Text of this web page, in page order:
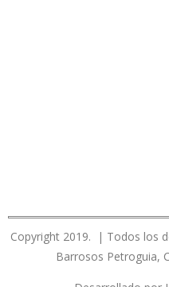
Copyright 2019. | Todos los
Barrosos Petroguia,